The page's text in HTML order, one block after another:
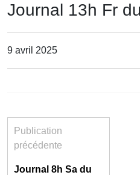
Journal 13h Fr
9 avril 2025
Publication
précédente
Journal 8h Sa du